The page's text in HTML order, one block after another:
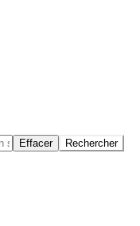
Effacer Rechercher